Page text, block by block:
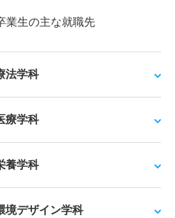
業生の主な就職先
法学科
療学科
養学科
境デザイン学科